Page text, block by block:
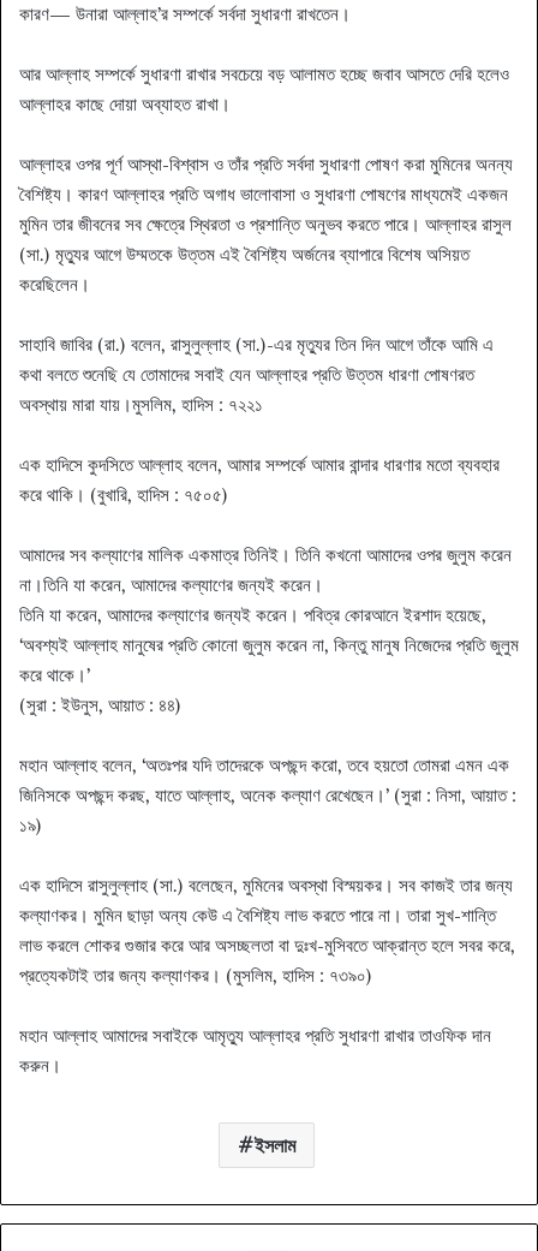
কারণ— উনারা আল্লাহ’র সম্পর্কে সর্বদা সুধারণা রাখতেন।
আর আল্লাহ সম্পর্কে সুধারণা রাখার সবচেয়ে বড় আলামত হচ্ছে জবাব আসতে দেরি হলেও
আল্লাহর কাছে দোয়া অব্যাহত রাখা।
আল্লাহর ওপর পূর্ণ আস্থা-বিশ্বাস ও তাঁর প্রতি সর্বদা সুধারণা পোষণ করা মুমিনের অনন্য
বৈশিষ্ট্য। কারণ আল্লাহর প্রতি অগাধ ভালোবাসা ও সুধারণা পোষণের মাধ্যমেই একজন
মুমিন তার জীবনের সব ক্ষেত্রে স্থিরতা ও প্রশান্তি অনুভব করতে পারে। আল্লাহর রাসুল
(সা.) মৃত্যুর আগে উম্মতকে উত্তম এই বৈশিষ্ট্য অর্জনের ব্যাপারে বিশেষ অসিয়ত
করেছিলেন।
সাহাবি জাবির (রা.) বলেন, রাসুলুল্লাহ (সা.)-এর মৃত্যুর তিন দিন আগে তাঁকে আমি এ
কথা বলতে শুনেছি যে তোমাদের সবাই যেন আল্লাহর প্রতি উত্তম ধারণা পোষণরত
অবস্থায় মারা যায়।মুসলিম, হাদিস : ৭২২১
এক হাদিসে কুদসিতে আল্লাহ বলেন, আমার সম্পর্কে আমার বান্দার ধারণার মতো ব্যবহার
করে থাকি। (বুখারি, হাদিস : ৭৫০৫)
আমাদের সব কল্যাণের মালিক একমাত্র তিনিই। তিনি কখনো আমাদের ওপর জুলুম করেন
না।তিনি যা করেন, আমাদের কল্যাণের জন্যই করেন।
তিনি যা করেন, আমাদের কল্যাণের জন্যই করেন। পবিত্র কোরআনে ইরশাদ হয়েছে,
‘অবশ্যই আল্লাহ মানুষের প্রতি কোনো জুলুম করেন না, কিন্তু মানুষ নিজেদের প্রতি জুলুম
করে থাকে।’
(সুরা : ইউনুস, আয়াত : ৪৪)
মহান আল্লাহ বলেন, ‘অতঃপর যদি তাদেরকে অপছন্দ করো, তবে হয়তো তোমরা এমন এক
জিনিসকে অপছন্দ করছ, যাতে আল্লাহ, অনেক কল্যাণ রেখেছেন।’ (সুরা : নিসা, আয়াত :
১৯)
এক হাদিসে রাসুলুল্লাহ (সা.) বলেছেন, মুমিনের অবস্থা বিস্ময়কর। সব কাজই তার জন্য
কল্যাণকর। মুমিন ছাড়া অন্য কেউ এ বৈশিষ্ট্য লাভ করতে পারে না। তারা সুখ-শান্তি
লাভ করলে শোকর গুজার করে আর অসচ্ছলতা বা দুঃখ-মুসিবতে আক্রান্ত হলে সবর করে,
প্রত্যেকটাই তার জন্য কল্যাণকর। (মুসলিম, হাদিস : ৭৩৯০)
মহান আল্লাহ আমাদের সবাইকে আমৃত্যু আল্লাহর প্রতি সুধারণা রাখার তাওফিক দান
করুন।
ইসলাম